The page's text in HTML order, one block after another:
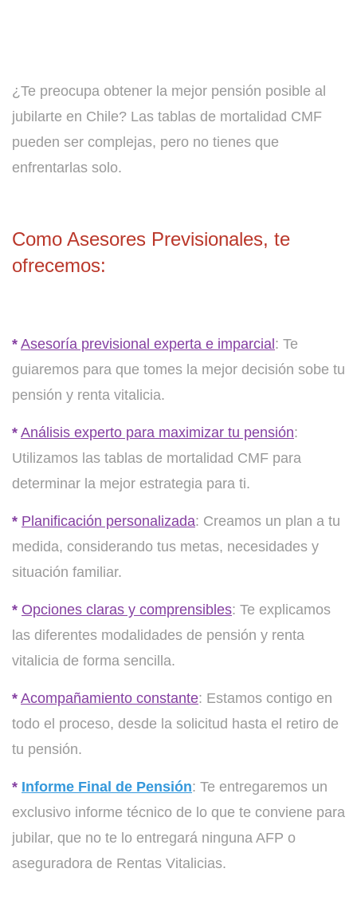
¿Te preocupa obtener la mejor pensión posible al
jubilarte en Chile? Las tablas de mortalidad CMF
pueden ser complejas, pero no tienes que
enfrentarlas solo.
Como Asesores Previsionales, te
ofrecemos:
* Asesoría previsional experta e imparcial: Te
guiaremos para que tomes la mejor decisión sobe tu
pensión y renta vitalicia.
* Análisis experto para maximizar tu pensión:
Utilizamos las tablas de mortalidad CMF para
determinar la mejor estrategia para ti.
* Planificación personalizada: Creamos un plan a tu
medida, considerando tus metas, necesidades y
situación familiar.
* Opciones claras y comprensibles: Te explicamos
las diferentes modalidades de pensión y renta
vitalicia de forma sencilla.
* Acompañamiento constante: Estamos contigo en
todo el proceso, desde la solicitud hasta el retiro de
tu pensión.
* Informe Final de Pensión: Te entregaremos un
exclusivo informe técnico de lo que te conviene para
jubilar, que no te lo entregará ninguna AFP o
aseguradora de Rentas Vitalicias.